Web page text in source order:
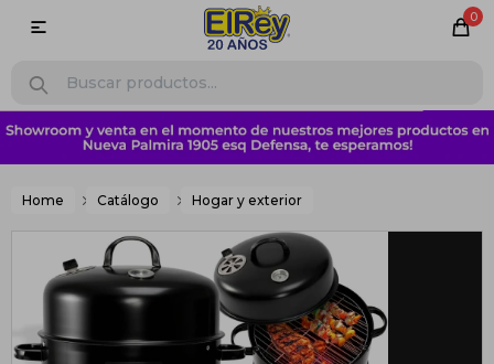
0

Home Catálogo Hogar y exterior